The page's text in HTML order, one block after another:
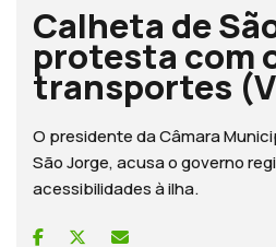
Calheta de
protesta com
transportes
O presidente da Câmara
São Jorge, acusa o governo
acessibilidades à ilha.